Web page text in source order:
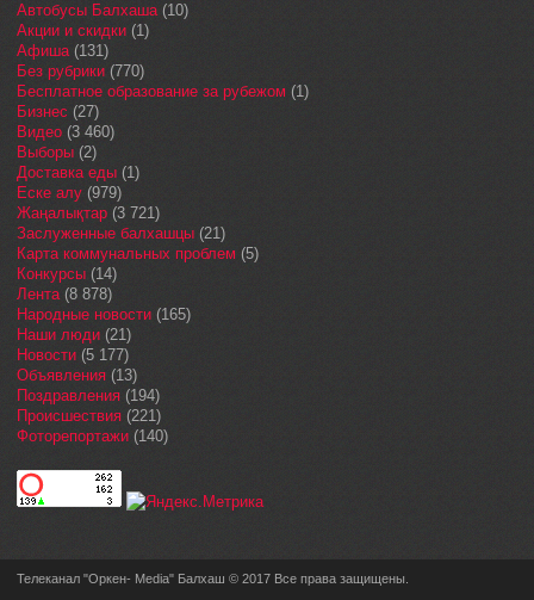
Автобусы Балхаша(10)
Акции и скидки (1)
Афиша(131)
Без рубрики (770)
Бесплатное образование за рубежом (1)
Бизнес (27)
Видео (3 460)
Выборы (2)
Доставка еды (1)
Еске алу (979)
Жаңалықтар (3 721)
Заслуженные балхашцы (21)
Карта коммунальных проблем (5)
Конкурсы (14)
Лента(8 878)
Народные новости (165)
Наши люди (21)
Новости (5 177)
Объявления (13)
Поздравления (194)
Происшествия (221)
Фоторепортажи (140)
Телеканал "Оркен- Media" Балхаш © 2017 Все права защищены.